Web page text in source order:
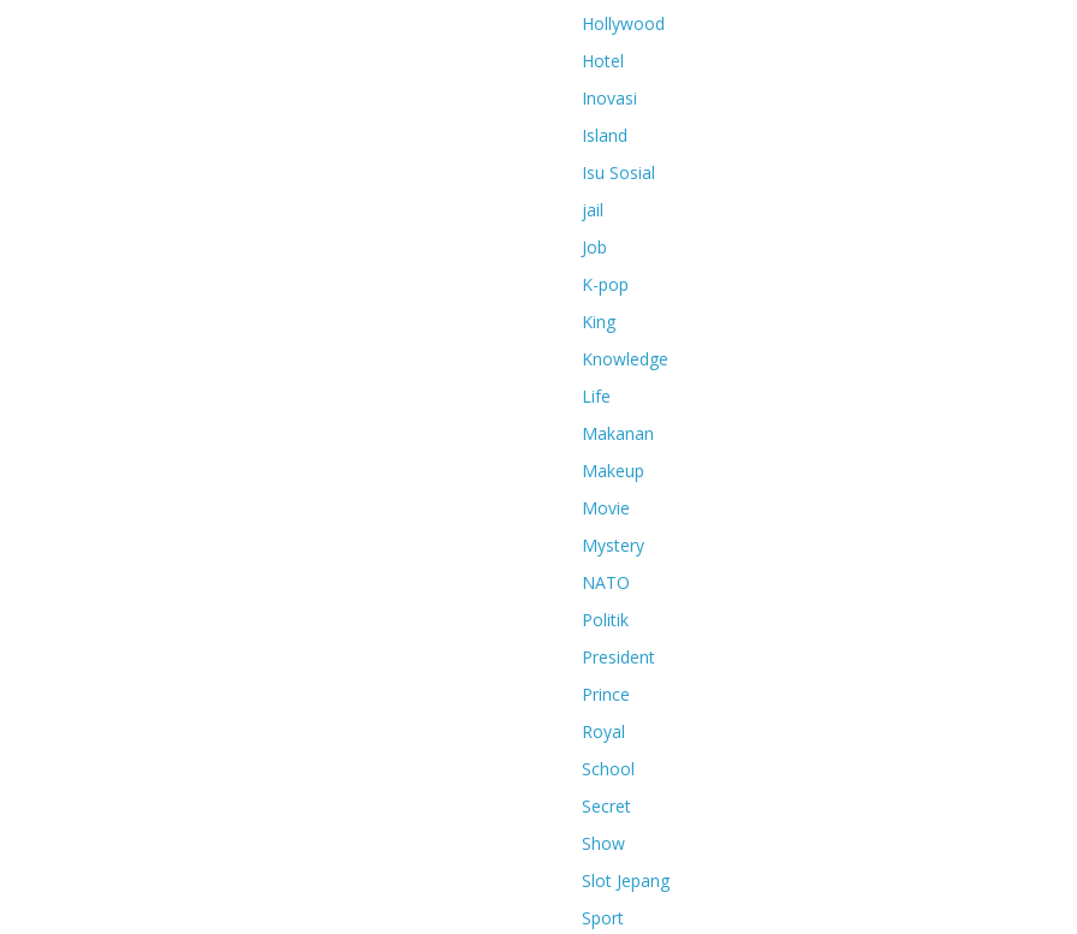
Hollywood
Hotel
Inovasi
Island
Isu Sosial
jail
Job
K-pop
King
Knowledge
Life
Makanan
Makeup
Movie
Mystery
NATO
Politik
President
Prince
Royal
School
Secret
Show
Slot Jepang
Sport